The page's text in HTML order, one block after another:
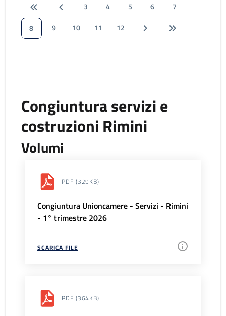
3 4 5 6
7
8
9 10 11 12
Congiuntura servizi e
costruzioni Rimini
Volumi
PDF (329KB)
Congiuntura Unioncamere - Servizi - Rimini
- 1° trimestre 2026
SCARICA FILE
PDF (364KB)